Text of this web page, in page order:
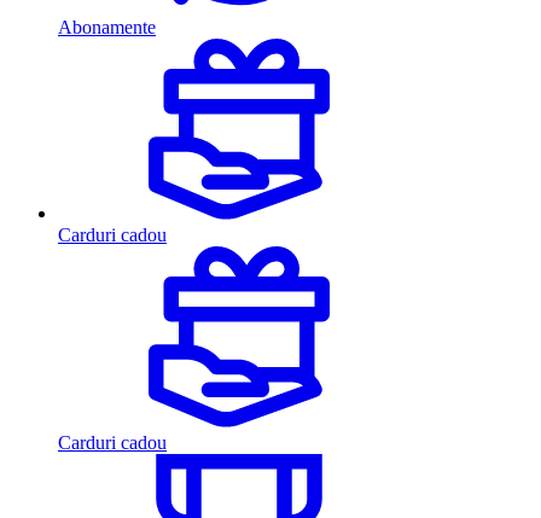
Abonamente
Carduri cadou
Carduri cadou